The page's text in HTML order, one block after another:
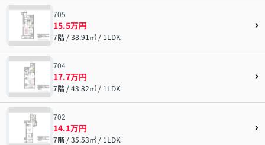
705
15.5万円
7階 / 38.91㎡ / 1LDK
704
17.7万円
7階 / 43.82㎡ / 1LDK
702
14.1万円
7階 / 35.53㎡ / 1LDK